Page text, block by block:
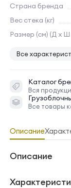
Страна бренда
Вес стека (кг)
Размер (см) (Д х Ш
Все
Каталог
Вся
Все товары
Описание
Описание